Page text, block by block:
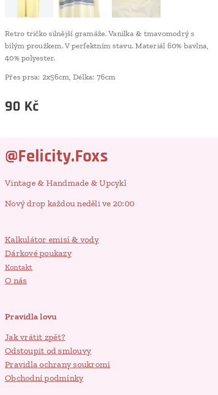
Retro tričko silnější gramáže. Vanilka & tmavomodrý s
bílým proužkem. V perfektním stavu. Materiál 60% bavlna,
40% polyester.
Přes prsa: 2x56cm, Délka: 76cm
90 Kč
@Felicity.Foxs
Vintage & Handmade & Upcykl
Nový drop každou neděli ve 20:00
Kalkulátor emisí & vody
Dárkové poukazy
Kontakt
O nás
Pravidla lovu
Jak vrátit zpět?
Odstoupit od smlouvy
Pravidla ochrany soukromí
Obchodní podmínky